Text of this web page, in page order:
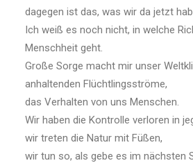
dagegen ist das, was wir da jetzt
Ich weiß es noch nicht, in welche
Menschheit geht.
Große Sorge macht mir unser
anhaltenden Flüchtlingsströme,
das Verhalten von uns Menschen.
Wir haben die Kontrolle verloren in
wir treten die Natur mit Füßen,
wir tun so, als gebe es im nächsten